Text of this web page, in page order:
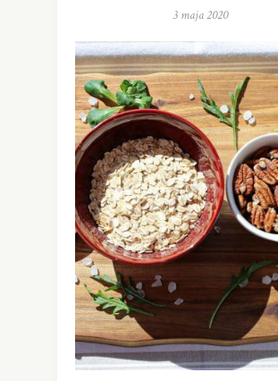
3 maja 2020